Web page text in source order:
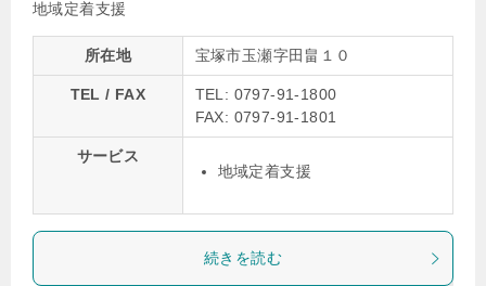
地域定着支援
所在地 宝塚市玉瀬字田畠１０
TEL / FAX
TEL: 0797-91-1800
FAX: 0797-91-1801
サービス
地域定着支援
続きを読む